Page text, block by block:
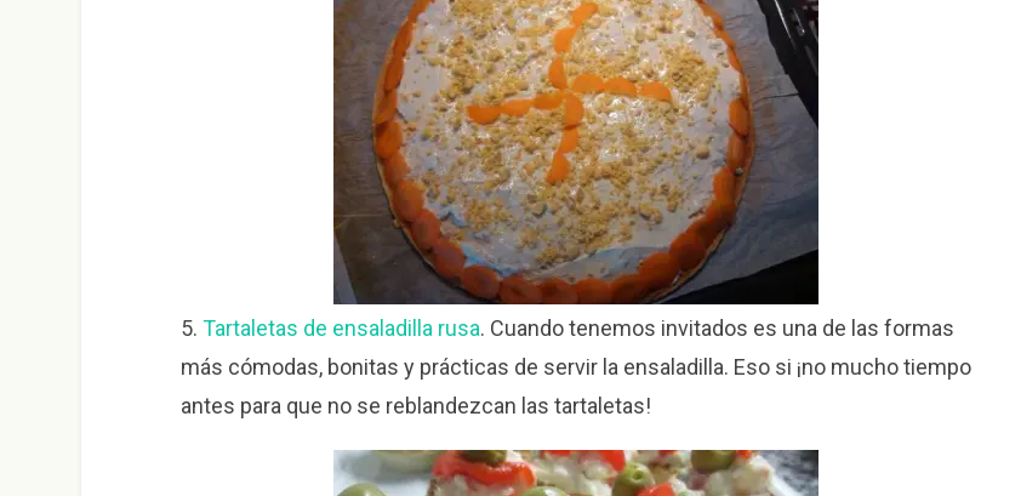
5. Tartaletas de ensaladilla rusa. Cuando tenemos invitados es una de las formas
más cómodas, bonitas y prácticas de servir la ensaladilla. Eso si ¡no mucho tiempo
antes para que no se reblandezcan las tartaletas!